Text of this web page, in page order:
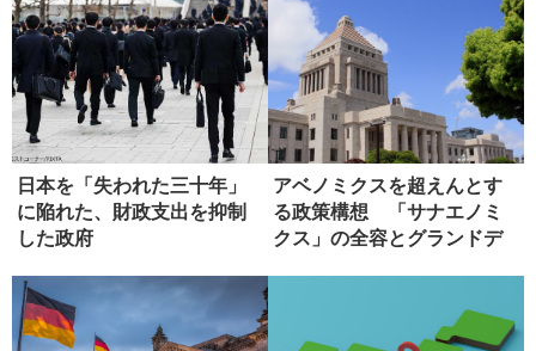
日本を「失われた三十年」
に陥れた、財政支出を抑制
した政府
アベノミクスを超えんとす
る政策構想 「サナエノミ
クス」の全容とグランドデ